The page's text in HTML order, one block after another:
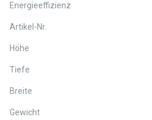
Energieeffizienz
Artikel-Nr.
Höhe
Tiefe
Breite
Gewicht